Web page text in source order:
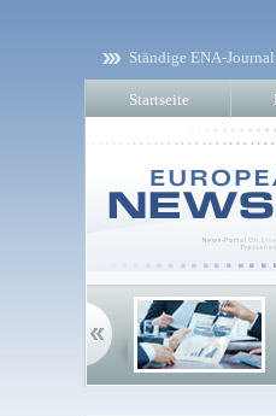
Ständige ENA-
Startseite